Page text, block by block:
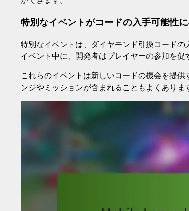
特別なイベントがコードの入手可能性
特別なイベントは、ダイヤモンド引換コード
イベント中に、開発者はプレイヤーの参加を促
これらのイベントは新しいコードの機会を提
ンジやミッションが含まれることもよくあり